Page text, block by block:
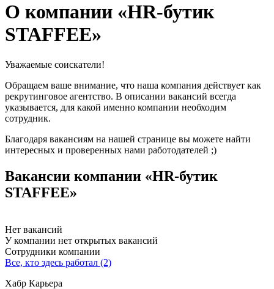
О компании «HR-бутик
STAFFEE»
Уважаемые соискатели!
Обращаем ваше внимание, что наша компания действует как
рекрутинговое агентство. В описании вакансий всегда
указывается, для какой именно компании необходим
сотрудник.
Благодаря вакансиям на нашей странице вы можете найти
интересных и проверенных нами работодателей ;)
Вакансии компании «HR-бутик
STAFFEE»
Нет вакансий
У компании нет открытых вакансий
Сотрудники компании
Все, кто здесь работал (2)
Хабр Карьера